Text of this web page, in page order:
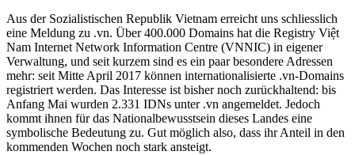
Aus der Sozialistischen Republik Vietnam erreicht uns schliesslich
eine Meldung zu .vn. Über 400.000 Domains hat die Registry Việt
Nam Internet Network Information Centre (VNNIC) in eigener
Verwaltung, und seit kurzem sind es ein paar besondere Adressen
mehr: seit Mitte April 2017 können internationalisierte .vn-Domains
registriert werden. Das Interesse ist bisher noch zurückhaltend: bis
Anfang Mai wurden 2.331 IDNs unter .vn angemeldet. Jedoch
kommt ihnen für das Nationalbewusstsein dieses Landes eine
symbolische Bedeutung zu. Gut möglich also, dass ihr Anteil in den
kommenden Wochen noch stark ansteigt.